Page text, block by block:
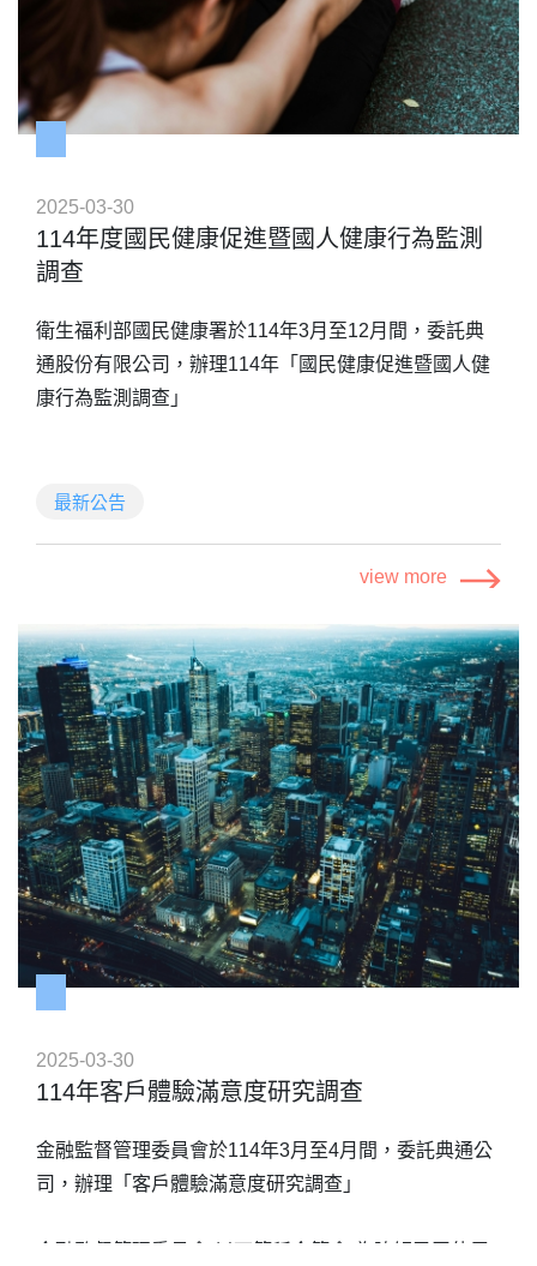
視同放棄獲獎資格，將另行抽出備取名單遞補。
【遠東SOGO百貨好禮即享券3000元】【國賓影城全台
通用電影票好禮即享券2入】【全聯福利中心即享券100
元】【便利商店即享券100元】【LINE POINTS 50
2025-03-30
114年度國民健康促進暨國人健康行為監測
調查
衛生福利部國民健康署於114年3月至12月間，委託典
通股份有限公司，辦理114年「國民健康促進暨國人健
康行為監測調查」
知與飲食等健康行為盛行狀況、相關預防保健服務利用
調查，電話樣本由全國住宅電話資料庫與數位發展部公
抽出，調查內容包括：個人資料、疾病認知、健康行
為、飲食，以及氣候環境之調適等。
查問卷採不記名方式，問卷不會留下任何足以辨識個人
的資訊，訪問的資料經過核對確認沒有可辨識個人的資
訊後會以電子檔方式永久保存，國民健康署將會盡力維
護每一位受訪民眾的隱私及善盡保密責任；蒐集資料只
會進行整體分析，您個人回答內容不會被辨識出來，也
不會有商業利益的行為，您有任何疑慮都可以向國民健
康署及內政部警政署「165反詐騙諮詢專線」確認，也
可以向國立成功大學人類研究倫理審查委員會諮詢研究
者參與權益，敬請放心接受訪問。
如對本調查有任何疑問，可於上班時間洽：
☎執行單位－典通股份有限公司 02-2331-5133分機
601~604
☎委託單位－衛生福利部國民健康署監測研究及健康教
育組
洪小姐：02-2522-0867
劉小姐：04-2217-2243
📌查詢位址：首頁 > 本署公告
📌發布日期：114年02月27日
📌文章標題：
「114年度國民健康促進暨國人健康行為監測調查」電
https://www.hpa.gov.tw/Pages/Detail.aspx?
最新公告
view more
2025-03-30
114年客戶體驗滿意度研究調查
金融監督管理委員會於114年3月至4月間，委託典通公
司，辦理「客戶體驗滿意度研究調查」